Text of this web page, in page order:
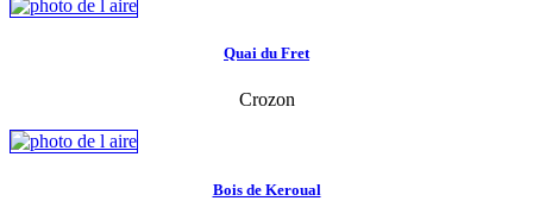
Quai du Fret
Crozon
Bois de Keroual